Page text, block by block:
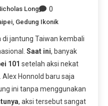
Long 0
Gedung Ikonik
di jantung Taiwan kembali
Saat ini, banyak
101 setelah aksi nekat
Honnold baru saja
ini tanpa menggunakan
, aksi tersebut sangat